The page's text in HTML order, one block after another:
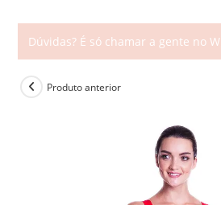
Dúvidas? É só chamar a gente no
Produto anterior